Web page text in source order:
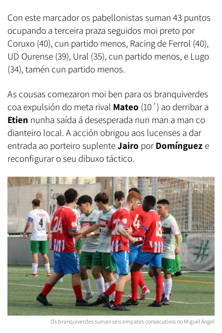
Con este marcador os pabellonistas suman 43 puntos
ocupando a terceira praza seguidos moi preto por
Coruxo (40), cun partido menos, Racing de Ferrol (40),
UD Ourense (39), Ural (35), cun partido menos, e Lugo
(34), tamén cun partido menos.
As cousas comezaron moi ben para os branquiverdes
coa expulsión do meta rival Mateo (10´) ao derribar a
Etien nunha saída á desesperada nun man a man co
dianteiro local. A acción obrigou aos lucenses a dar
entrada ao porteiro suplenteJairo por Domínguez e
reconfigurar o seu dibuxo táctico.
Os branquiverdes suman seis empates consecutivos no Miguel Ángel